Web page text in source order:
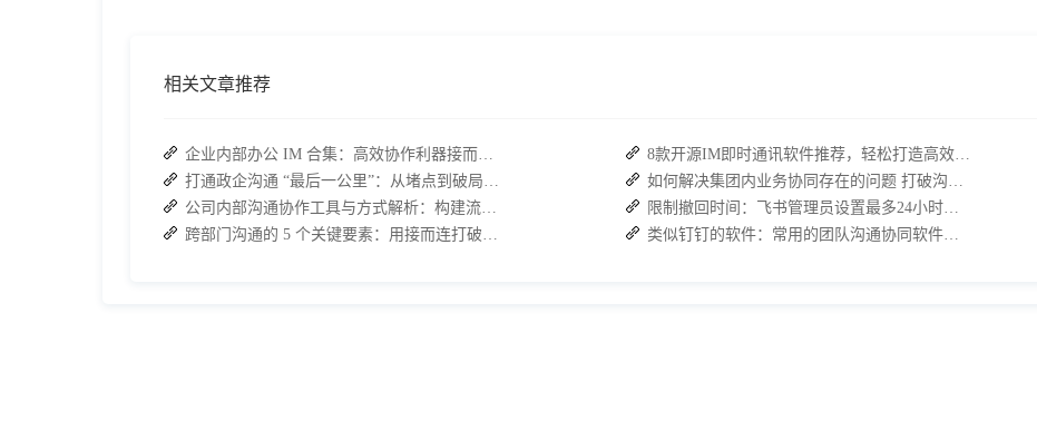
相关文章推荐